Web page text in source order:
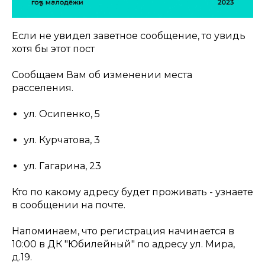
Если не увидел заветное сообщение, то увидь
хотя бы этот пост
Сообщаем Вам об изменении места
расселения.
ул. Осипенко, 5
ул. Курчатова, 3
ул. Гагарина, 23
Кто по какому адресу будет проживать - узнаете
в сообщении на почте.
Напоминаем, что регистрация начинается в
10:00 в ДК "Юбилейный" по адресу ул. Мира,
д.19.